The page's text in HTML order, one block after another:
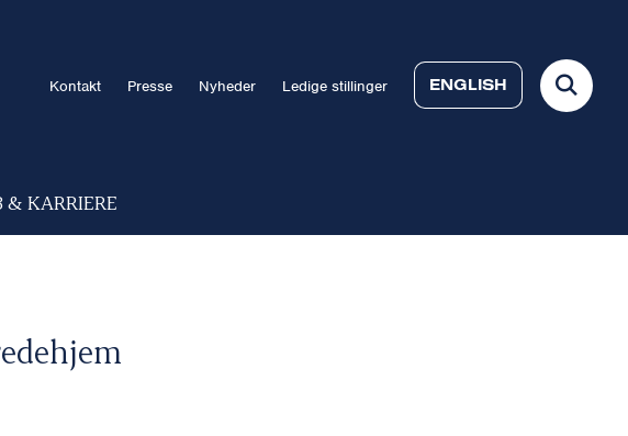
Kontakt Presse Nyheder Ledige stillinger ENGLISH
& KARRIERE